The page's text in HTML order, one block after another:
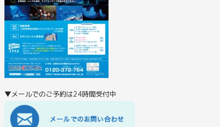
▼メールでのご予約は24時間受付中